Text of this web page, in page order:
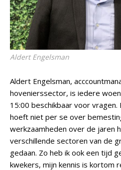
Aldert Engelsman
Aldert Engelsman,
hovenierssector, is iedere
15:00 beschikbaar voor vragen.
hoeft niet per se over
werkzaamheden over de jaren
verschillende sectoren van de
gedaan. Zo heb ik ook een tijd
kwekers, mijn kennis is kortom